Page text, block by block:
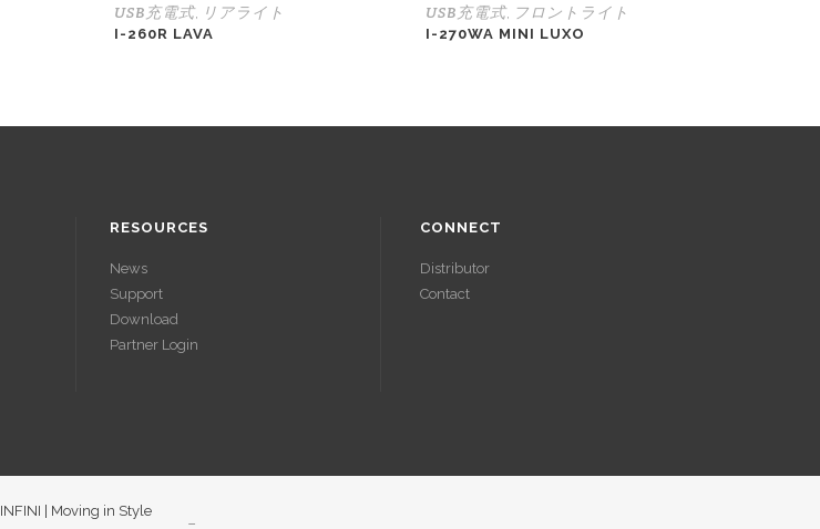
USB充電式, リアライト
I-260R LAVA
USB充電式, フロントライト
I-270WA MINI LUXO
RESOURCES
News
Support
Download
Partner Login
CONNECT
Distributor
Contact
INFINI | Moving in Style